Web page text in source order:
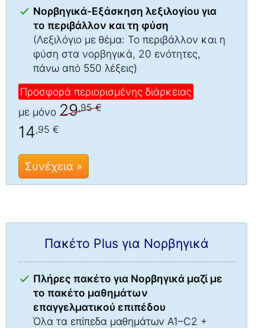
Νορβηγικά-Εξάσκηση λεξιλογίου για
το περιβάλλον και τη φύση
(Λεξιλόγιο με θέμα: Το περιβάλλον και η
φύση στα νορβηγικά, 20 ενότητες,
πάνω από 550 λέξεις)
Προσφορά περιορισμένης διάρκειας
με μόνο 29,95 €
14 ,95 €
Συνέχεια »
Πακέτο Plus για Νορβηγικά
Πλήρες πακέτο για Νορβηγικά μαζί με
το πακέτο μαθημάτων
επαγγελματικού επιπέδου
Όλα τα επίπεδα μαθημάτων A1–C2 +